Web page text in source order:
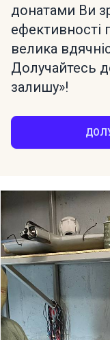
донатами Ви
ефективності
велика
Долучайтесь
залишу»!